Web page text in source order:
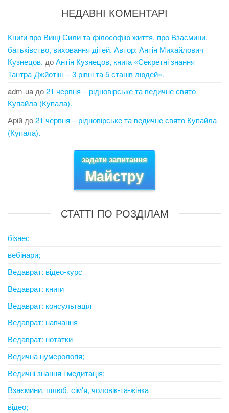
НЕДАВНІ КОМЕНТАРІ
Книги про Вищі Сили та філософію життя, про Взаємини,
батьківство, виховання дітей. Автор: Антін Михайлович
Кузнецов. доАнтін Кузнецов, книга «Секретні знання
Тантра-Джйотіш – 3 рівні та 5 станів людей».
adm-uaдо21 червня – рідновірське та ведичне свято
Купайла (Купала).
Арійдо21 червня – рідновірське та ведичне свято Купайла
(Купала).
задати запитання
Майстру
СТАТТІ ПО РОЗДІЛАМ
бізнес
вебінари;
Ведаврат: відео-курс
Ведаврат: книги
Ведаврат: консультація
Ведаврат: навчання
Ведаврат: нотатки
Ведична нумерологія;
Ведичні знання і медитація;
Взаємини, шлюб, сім'я, чоловік-та-жінка
відео;